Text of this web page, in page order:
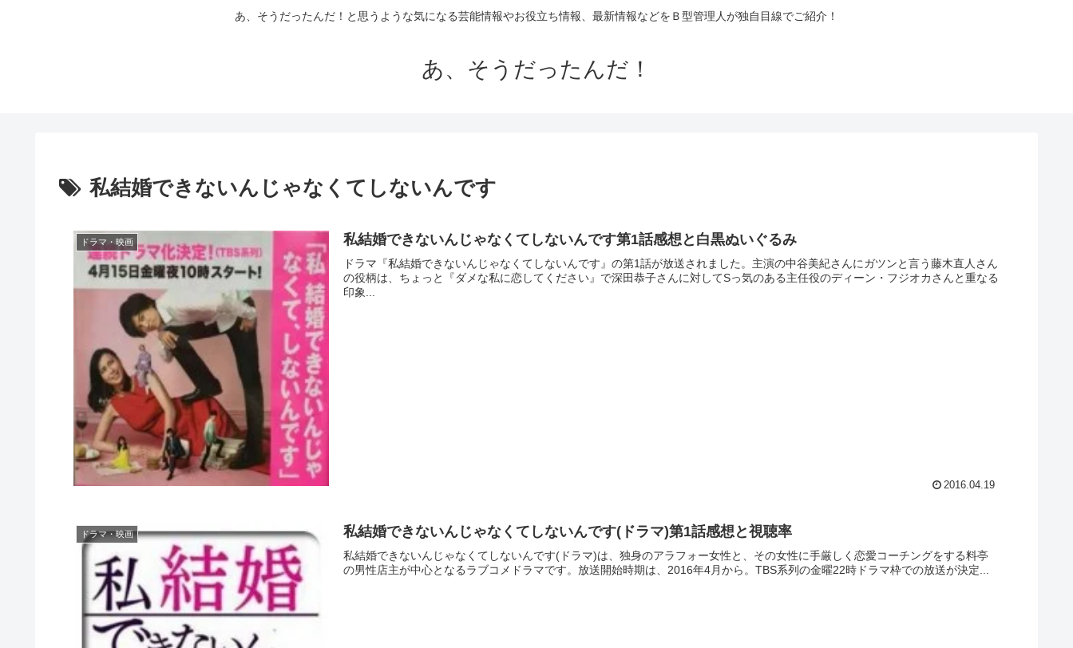
あ、そうだったんだ！と思うような気になる芸能情報やお役立ち情報、最新情報などをＢ型管理人が独自目線でご紹介！
あ、そうだったんだ！
私結婚できないんじゃなくてしないんです
ドラマ・映画 私結婚できないんじゃなくてしないんです第1話感想と白黒ぬいぐるみ
ドラマ『私結婚できないんじゃなくてしないんです』の第1話が放送されました。主演の中谷美紀さんにガツンと言う藤木直人さん
の役柄は、ちょっと『ダメな私に恋してください』で深田恭子さんに対してSっ気のある主任役のディーン・フジオカさんと重なる
印象...
2016.04.19
ドラマ・映画 私結婚できないんじゃなくてしないんです(ドラマ)第1話感想と視聴率
私結婚できないんじゃなくてしないんです(ドラマ)は、独身のアラフォー女性と、その女性に手厳しく恋愛コーチングをする料亭
の男性店主が中心となるラブコメドラマです。放送開始時期は、2016年4月から。TBS系列の金曜22時ドラマ枠での放送が決定...